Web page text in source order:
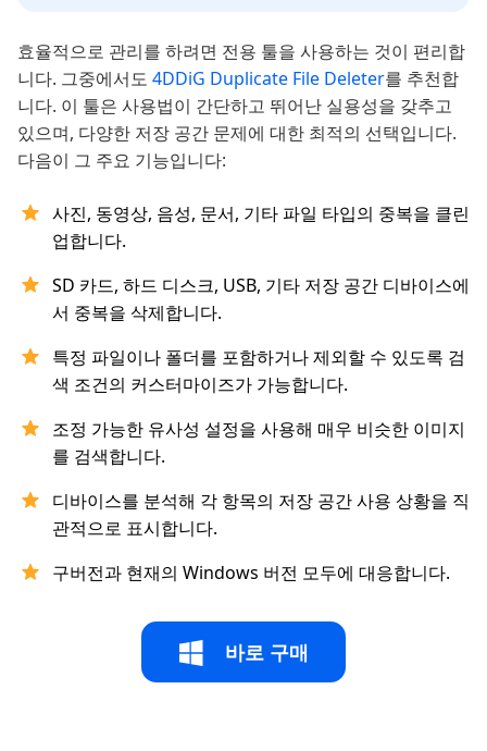
효율적으로 관리를 하려면 전용 툴을 사용하는 것이 편리합
니다. 그중에서도 4DDiG Duplicate File Deleter를 추천합
니다. 이 툴은 사용법이 간단하고 뛰어난 실용성을 갖추고
있으며, 다양한 저장 공간 문제에 대한 최적의 선택입니다.
다음이 그 주요 기능입니다:
사진, 동영상, 음성, 문서, 기타 파일 타입의 중복을 클린
업합니다.
SD 카드, 하드 디스크, USB, 기타 저장 공간 디바이스에
서 중복을 삭제합니다.
특정 파일이나 폴더를 포함하거나 제외할 수 있도록 검
색 조건의 커스터마이즈가 가능합니다.
조정 가능한 유사성 설정을 사용해 매우 비슷한 이미지
를 검색합니다.
디바이스를 분석해 각 항목의 저장 공간 사용 상황을 직
관적으로 표시합니다.
구버전과 현재의 Windows 버전 모두에 대응합니다.
바로 구매